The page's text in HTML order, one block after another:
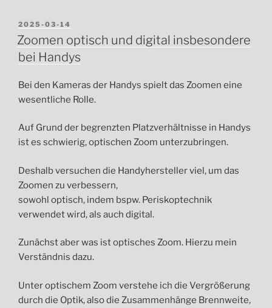
VERÖFFENTLICHT
AM
2025-03-14
Zoomen optisch und digital insbesondere
bei Handys
Bei den Kameras der Handys spielt das Zoomen eine
wesentliche Rolle.
Auf Grund der begrenzten Platzverhältnisse in Handys
ist es schwierig, optischen Zoom unterzubringen.
Deshalb versuchen die Handyhersteller viel, um das
Zoomen zu verbessern,
sowohl optisch, indem bspw. Periskoptechnik
verwendet wird, als auch digital.
Zunächst aber was ist optisches Zoom. Hierzu mein
Verständnis dazu.
Unter optischem Zoom verstehe ich die Vergrößerung
durch die Optik, also die Zusammenhänge Brennweite,